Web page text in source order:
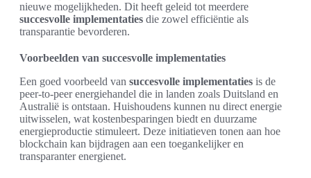
nieuwe mogelijkheden. Dit heeft geleid tot meerdere
succesvolle implementaties die zowel efficiëntie als
transparantie bevorderen.
Voorbeelden van succesvolle implementaties
Een goed voorbeeld van succesvolle implementaties is de
peer-to-peer energiehandel die in landen zoals Duitsland en
Australië is ontstaan. Huishoudens kunnen nu direct energie
uitwisselen, wat kostenbesparingen biedt en duurzame
energieproductie stimuleert. Deze initiatieven tonen aan hoe
blockchain kan bijdragen aan een toegankelijker en
transparanter energienet.